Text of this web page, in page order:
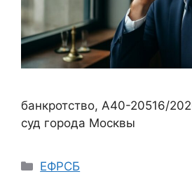
банкротство, А40-20516/
суд города Москвы
Рубрики
ЕФРСБ